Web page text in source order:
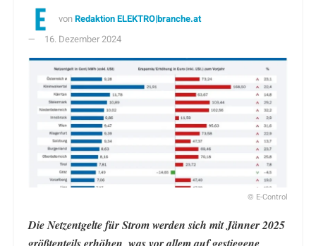
vonRedaktion ELEKTRO|branche.at
16. Dezember 2024
© E-Control
Die Netzentgelte für Strom werden sich mit Jänner 2025